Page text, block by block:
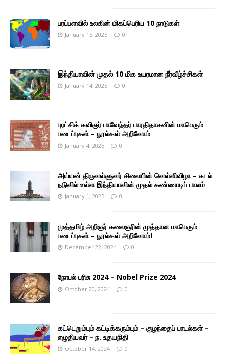
பரப்பளவில் உலகின் மிகப்பெரிய 10 நாடுகள்
January 15, 2025 0
இந்தியாவின் முதல் 10 மிக உயரமான நீர்வீழ்ச்சிகள்
January 14, 2025 0
புரட்சிக் கவிஞர் பாவேந்தர் பாரதிதாசனின் மாபெரும்
படைப்புகள் – நூல்கள் அறிவோம்
January 4, 2025 0
அய்யன் திருவள்ளுவர் சிலையின் வெள்ளிவிழா – கடல்
நடுவில் உள்ள இந்தியாவின் முதல் கண்ணாடிப் பாலம்
January 1, 2025 0
முத்தமிழ் அறிஞர் கலைஞரின் முத்தான மாபெரும்
படைப்புகள் – நூல்கள் அறிவோம்!
December 22, 2024 0
நோபல் பரிசு 2024 – Nobel Prize 2024
October 20, 2024 0
கட்டெறும்பும் கட்டிக்கரும்பும் – குழந்தைப் பாடல்கள் –
எழுதியவர் – ந. உதயநிதி
October 14, 2024 0